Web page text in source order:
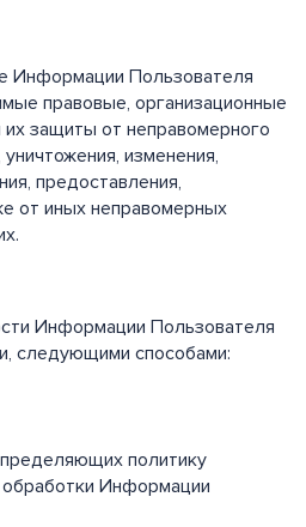
Информации Пользователя
правовые, организационные
защиты от неправомерного
изменения,
предоставления,
от иных неправомерных
Информации Пользователя
следующими способами:
политику
Информации